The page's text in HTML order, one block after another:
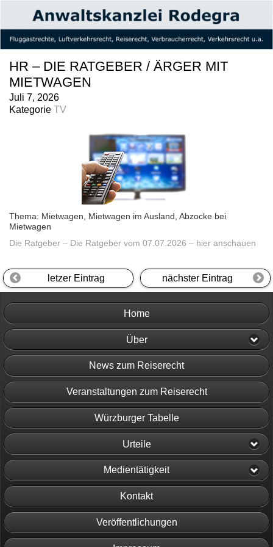
HR – DIE RATGEBER / ÄRGER MIT
MIETWAGEN
Juli 7, 2026
Kategorie TV
Thema: Mietwagen, Mietwagen im Ausland, Abzocke bei
Mietwagen
Die Ratgeber – Die Ratgeber vom 07.07.2026 – hier anschauen
letzer Eintrag nächster Eintrag
Home
Über
News zum Reiserecht
Veranstaltungen zum Reiserecht
Würzburger Tabelle
Urteile
Medientätigkeit
Kontakt
Veröffentlichungen